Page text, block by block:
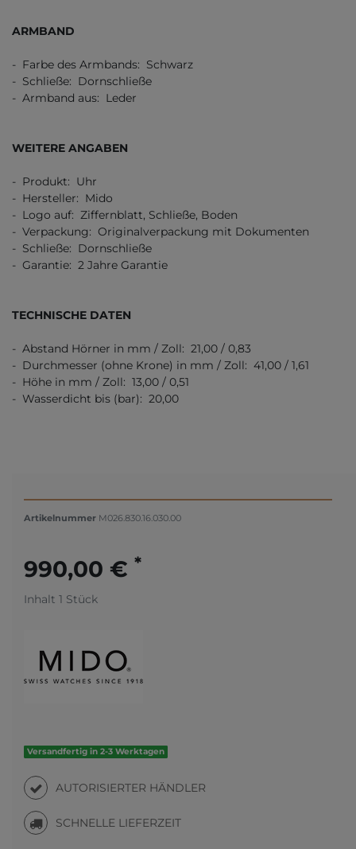
ARMBAND
- Farbe des Armbands: Schwarz
- Schließe: Dornschließe
- Armband aus: Leder
WEITERE ANGABEN
- Produkt: Uhr
- Hersteller: Mido
- Logo auf: Ziffernblatt, Schließe, Boden
- Verpackung: Originalverpackung mit Dokumenten
- Schließe: Dornschließe
- Garantie: 2 Jahre Garantie
TECHNISCHE DATEN
- Abstand Hörner in mm / Zoll: 21,00 / 0,83
- Durchmesser (ohne Krone) in mm / Zoll: 41,00 / 1,61
- Höhe in mm / Zoll: 13,00 / 0,51
- Wasserdicht bis (bar): 20,00
Artikelnummer M026.830.16.030.00
990,00 € *
Inhalt 1 Stück
Versandfertig in 2-3 Werktagen
AUTORISIERTER HÄNDLER
SCHNELLE LIEFERZEIT